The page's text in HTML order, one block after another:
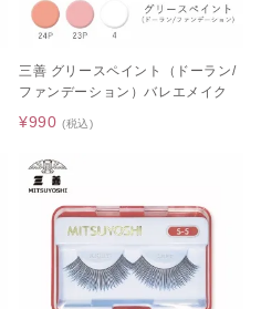
三善 グリースペイント（ドーラン/
ファンデーション）バレエメイク
¥990 (税込)